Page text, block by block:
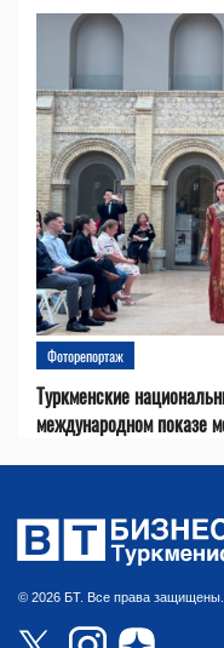
Фоторепортаж
Туркменские
международном показе
© 2026 БТ. Все права защищены.